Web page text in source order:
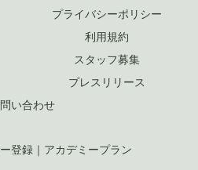
プライバシーポリシー
利用規約
スタッフ募集
プレスリリース
い合わせ
登録 ｜ アカデミープラン